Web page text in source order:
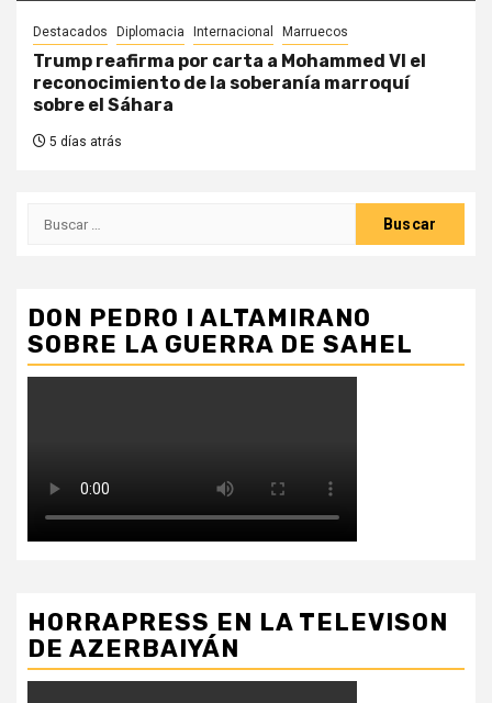
Destacados Diplomacia Internacional Marruecos
Trump reafirma por carta a Mohammed VI el
reconocimiento de la soberanía marroquí
sobre el Sáhara
5 días atrás
Buscar:
DON PEDRO I ALTAMIRANO
SOBRE LA GUERRA DE SAHEL
HORRAPRESS EN LA TELEVISON
DE AZERBAIYÁN